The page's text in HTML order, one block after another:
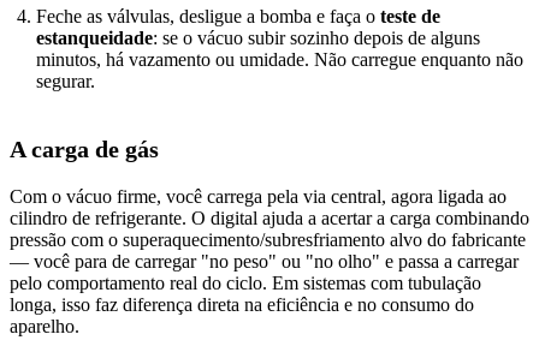
Feche as válvulas, desligue a bomba e faça oteste de
estanqueidade: se o vácuo subir sozinho depois de alguns
minutos, há vazamento ou umidade. Não carregue enquanto não
segurar.
A carga de gás
Com o vácuo firme, você carrega pela via central, agora ligada ao
cilindro de refrigerante. O digital ajuda a acertar a carga combinando
pressão com o superaquecimento/subresfriamento alvo do fabricante
— você para de carregar "no peso" ou "no olho" e passa a carregar
pelo comportamento real do ciclo. Em sistemas com tubulação
longa, isso faz diferença direta na eficiência e no consumo do
aparelho.